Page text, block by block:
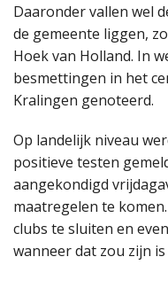
Daaronder vallen wel
de gemeente liggen,
Hoek van Holland. In
besmettingen in het
Kralingen genoteerd.
Op landelijk niveau
positieve testen
aangekondigd
maatregelen te
clubs te sluiten en
wanneer dat zou zijn